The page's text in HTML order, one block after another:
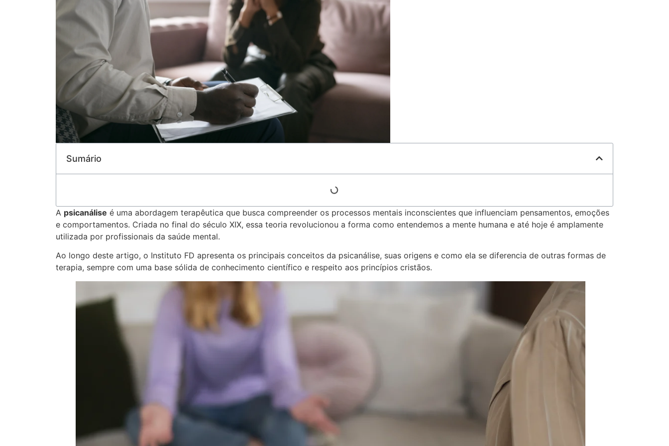
Sumário
A psicanálise é uma abordagem terapêutica que busca compreender os processos mentais inconscientes que influenciam pensamentos, emoções
e comportamentos. Criada no final do século XIX, essa teoria revolucionou a forma como entendemos a mente humana e até hoje é amplamente
utilizada por profissionais da saúde mental.
Ao longo deste artigo, o Instituto FD apresenta os principais conceitos da psicanálise, suas origens e como ela se diferencia de outras formas de
terapia, sempre com uma base sólida de conhecimento científico e respeito aos princípios cristãos.